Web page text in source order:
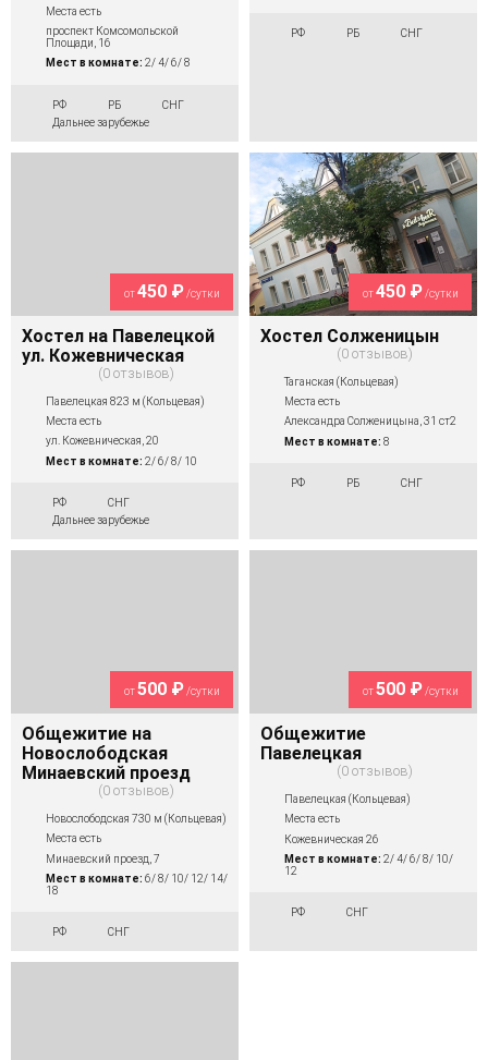
Места есть
проспект Комсомольской
Площади, 16
Мест в комнате: 2/ 4/ 6/ 8
РФ РБ
СНГ
Дальнее зарубежье
РФ РБ СНГ
от450 ₽/сутки
Хостел на Павелецкой
ул. Кожевническая
0 отзывов
Павелецкая 823 м (Кольцевая)
Места есть
ул. Кожевническая, 20
Мест в комнате: 2/ 6/ 8/ 10
РФ
СНГ
Дальнее зарубежье
от450 ₽/сутки
Хостел Солженицын
0 отзывов
Таганская (Кольцевая)
Места есть
​Александра Солженицына, 31 ст2
Мест в комнате: 8
РФ РБ СНГ
от500 ₽/сутки
Общежитие на
Новослободская
Минаевский проезд
0 отзывов
Новослободская 730 м (Кольцевая)
Места есть
Минаевский проезд, 7
Мест в комнате: 6/ 8/ 10/ 12/ 14/
18
РФ СНГ
от500 ₽/сутки
Общежитие
Павелецкая
0 отзывов
Павелецкая (Кольцевая)
Места есть
Кожевническая 26
Мест в комнате: 2/ 4/ 6/ 8/ 10/
12
РФ СНГ